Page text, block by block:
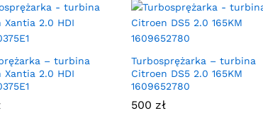
– turbina
Xantia 2.0 HDI
Turbosprężarka – turbina
Citroen DS5 2.0 165KM
1609652780
500 zł